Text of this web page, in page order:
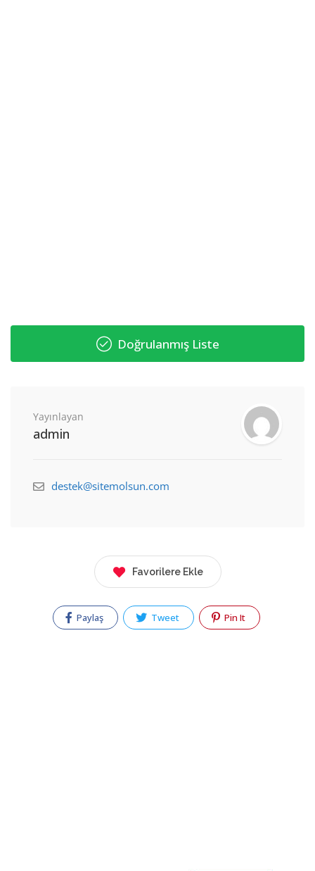
Doğrulanmış Liste
Yayınlayan
admin
destek@sitemolsun.com
Favorilere Ekle
Paylaş Tweet Pin It